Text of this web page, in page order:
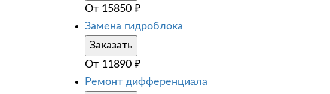
От 15850 ₽
Замена гидроблока
Заказать
От 11890 ₽
Ремонт дифференциала